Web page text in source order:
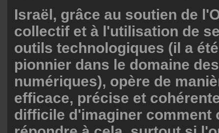
Israël, grâce au soutien de
collectif et à l'utilisation de
outils technologiques (il a
pionnier dans le domaine
numériques), opère de
efficace, précise et
difficile d'imaginer comment